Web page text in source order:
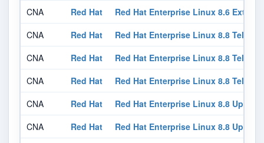
CNA
Red Hat
Red Hat Enterprise Linux 8.6
CNA
Red Hat
Red Hat Enterprise Linux 8.8
CNA
Red Hat
Red Hat Enterprise Linux 8.8
CNA
Red Hat
Red Hat Enterprise Linux 8.8
CNA
Red Hat
Red Hat Enterprise Linux 8.8
CNA
Red Hat
Red Hat Enterprise Linux 8.8